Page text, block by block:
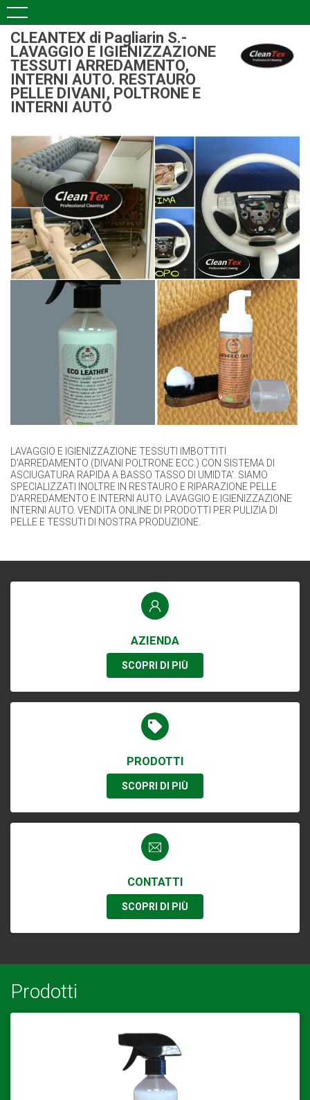
CLEANTEX di Pagliarin S.-
LAVAGGIO E IGIENIZZAZIONE
TESSUTI ARREDAMENTO,
INTERNI AUTO. RESTAURO
PELLE DIVANI, POLTRONE E
INTERNI AUTO
LAVAGGIO E IGIENIZZAZIONE TESSUTI IMBOTTITI
D'ARREDAMENTO (DIVANI POLTRONE ECC.) CON SISTEMA DI
ASCIUGATURA RAPIDA A BASSO TASSO DI UMIDTA'. SIAMO
SPECIALIZZATI INOLTRE IN RESTAURO E RIPARAZIONE PELLE
D'ARREDAMENTO E INTERNI AUTO. LAVAGGIO E IGIENIZZAZIONE
INTERNI AUTO. VENDITA ONLINE DI PRODOTTI PER PULIZIA DI
PELLE E TESSUTI DI NOSTRA PRODUZIONE.
AZIENDA
SCOPRI DI PIÙ
PRODOTTI
SCOPRI DI PIÙ
CONTATTI
SCOPRI DI PIÙ
Prodotti